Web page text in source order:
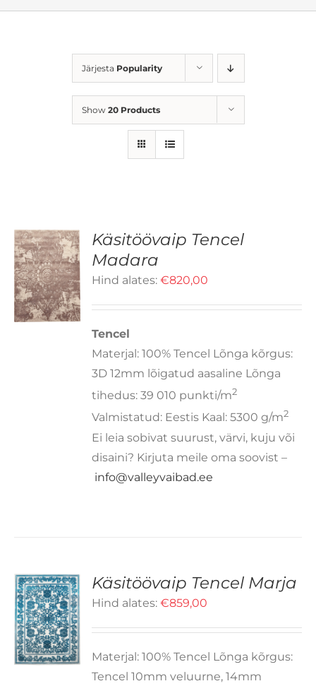
Järjesta Popularity
Show 20 Products
Käsitöövaip Tencel
Madara
Hind alates:€820,00
Tencel
Materjal: 100% Tencel Lõnga kõrgus:
3D 12mm lõigatud aasaline Lõnga
tihedus: 39 010 punkti/m2
Valmistatud: Eestis Kaal: 5300 g/m2
Ei leia sobivat suurust, värvi, kuju või
disaini? Kirjuta meile oma soovist –
info@valleyvaibad.ee
Käsitöövaip Tencel Marja
Hind alates:€859,00
Materjal: 100% Tencel Lõnga kõrgus:
Tencel 10mm veluurne, 14mm